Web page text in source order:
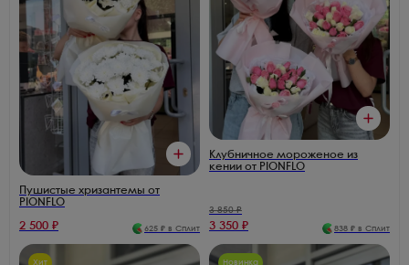
Пушистые хризантемы от
PIONFLO
2 500 ₽ 625 ₽ в Сплит
Клубничное мороженое из
кении от PIONFLO
3 850₽
3 350 ₽ 838 ₽ в Сплит
Хит Новинка